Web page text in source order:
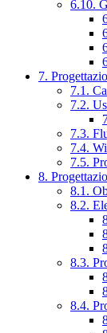
6.10.
7.
7.1.
7.2.
7.3.
7.4.
7.5.
8.
8.1.
8.2.
8.3.
8.4.